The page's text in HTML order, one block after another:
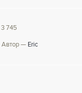
3 745
Автор — Eric